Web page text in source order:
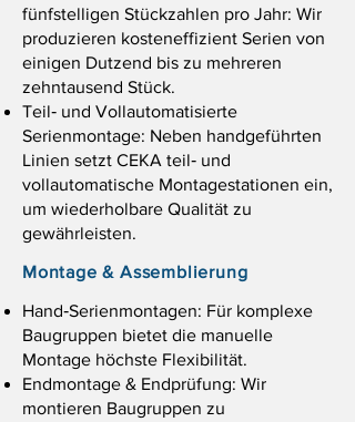
fünfstelligen Stückzahlen pro Jahr: Wir
produzieren kosteneffizient Serien von
einigen Dutzend bis zu mehreren
zehntausend Stück.
Teil‑ und Vollautomatisierte
Serienmontage: Neben handgeführten
Linien setzt CEKA teil‑ und
vollautomatische Montagestationen ein,
um wiederholbare Qualität zu
gewährleisten.
Montage & Assemblierung
Hand‑Serienmontagen: Für komplexe
Baugruppen bietet die manuelle
Montage höchste Flexibilität.
Endmontage & Endprüfung: Wir
montieren Baugruppen zu